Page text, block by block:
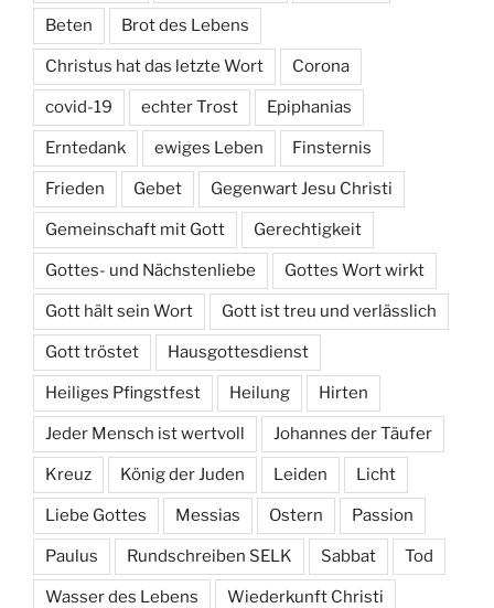
Beten Brot des Lebens
Christus hat das letzte Wort Corona
covid-19 echter Trost Epiphanias
Erntedank ewiges Leben Finsternis
Frieden Gebet Gegenwart Jesu Christi
Gemeinschaft mit Gott Gerechtigkeit
Gottes- und Nächstenliebe Gottes Wort wirkt
Gott hält sein Wort Gott ist treu und verlässlich
Gott tröstet Hausgottesdienst
Heiliges Pfingstfest Heilung Hirten
Jeder Mensch ist wertvoll Johannes der Täufer
Kreuz König der Juden Leiden Licht
Liebe Gottes Messias Ostern Passion
Paulus Rundschreiben SELK Sabbat Tod
Wasser des Lebens Wiederkunft Christi